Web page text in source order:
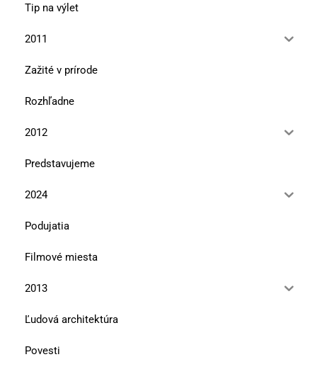
Tip na výlet
2011
Zažité v prírode
Rozhľadne
2012
Predstavujeme
2024
Podujatia
Filmové miesta
2013
Ľudová architektúra
Povesti